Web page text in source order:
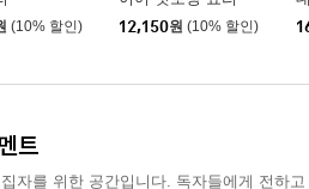
182
(10% 할인) 12,150원 (10% 할인)
트
자를 위한 공간입니다. 독자들에게 전하